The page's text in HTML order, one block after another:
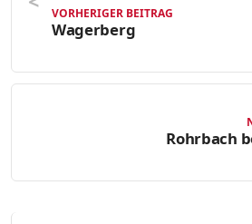
VORHERIGER BEITRAG
Wagerberg
Rohrbach